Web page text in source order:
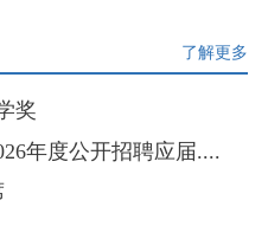
了解更多
奖
年度公开招聘应届....